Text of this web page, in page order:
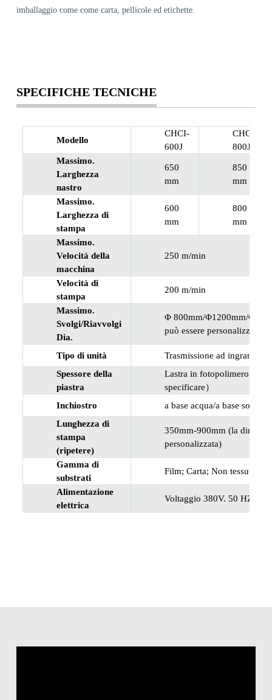
imballaggio come come carta, pellicole ed etichette.
SPECIFICHE TECNICHE
Modello
CHCI-
600J
CHCI-
800J
Massimo.
Larghezza
nastro
650
mm
850
mm
Massimo.
Larghezza di
stampa
600
mm
800
mm
Massimo.
Velocità della
macchina
250 m/min
Velocità di
stampa
200 m/min
Massimo.
Svolgi/Riavvolgi
Dia.
Φ 800mm/Φ1200mm/
può essere personalizzata)
Tipo di unità
Trasmissione ad ingranaggi
Spessore della
piastra
Lastra in fotopolimero 1,7
specificare）
Inchiostro
a base acqua/a base
Lunghezza di
stampa
(ripetere)
350mm-900mm (la
personalizzata)
Gamma di
substrati
Film; Carta; Non tessuto;
Alimentazione
elettrica
Voltaggio 380V. 50